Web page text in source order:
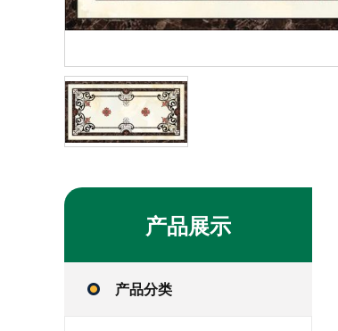
产品展示
产品分类